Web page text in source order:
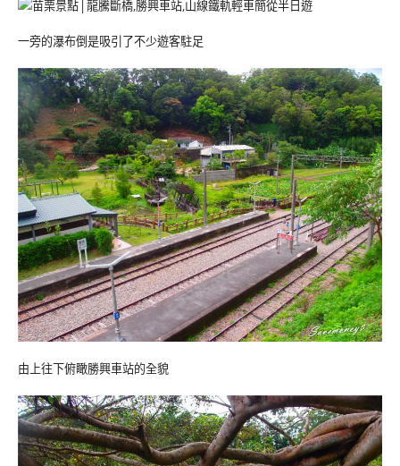
一旁的瀑布倒是吸引了不少遊客駐足
由上往下俯瞰勝興車站的全貌